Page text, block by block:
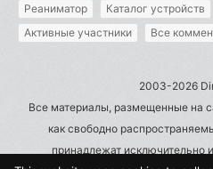
Реаниматор
Каталог устройств
Активные участники
Все
2003-2026
Все материалы, размещенные на
как свободно
принадлежат исключительно